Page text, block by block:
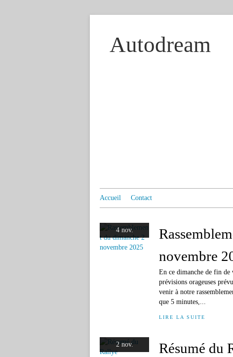
Autodream
Accueil Contact
4 nov.
novembre
En ce dimanche de fin de
prévisions orageuses
venir à notre
que 5 minutes,...
LIRE LA SUITE
2 nov. Résumé du